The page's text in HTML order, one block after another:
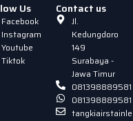
Us
Facebook
Instagram
Youtube
Tiktok
Contact us
Jl.
Kedungdoro
149
Surabaya -
Jawa Timur
081398889581
081398889581